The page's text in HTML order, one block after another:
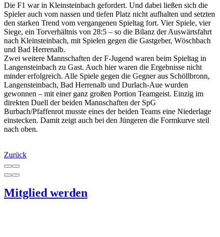
Die F1 war in Kleinsteinbach gefordert. Und dabei ließen sich die
Spieler auch vom nassen und tiefen Platz nicht aufhalten und setzten
den starken Trend vom vergangenen Spieltag fort. Vier Spiele, vier
Siege, ein Torverhältnis von 28:5 – so die Bilanz der Auswärtsfahrt
nach Kleinsteinbach, mit Spielen gegen die Gastgeber, Wöschbach
und Bad Herrenalb.
Zwei weitere Mannschaften der F-Jugend waren beim Spieltag in
Langensteinbach zu Gast. Auch hier waren die Ergebnisse nicht
minder erfolgreich. Alle Spiele gegen die Gegner aus Schöllbronn,
Langensteinbach, Bad Herrenalb und Durlach-Aue wurden
gewonnen – mit einer ganz großen Portion Teamgeist. Einzig im
direkten Duell der beiden Mannschaften der SpG
Burbach/Pfaffenrot musste eines der beiden Teams eine Niederlage
einstecken. Damit zeigt auch bei den Jüngeren die Formkurve steil
nach oben.
Zurück
Mitglied werden